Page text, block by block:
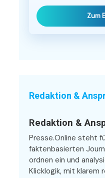
Zum
Redaktion &
Redaktion &
Presse.Online steht
faktenbasierten
ordnen ein und
Klicklogik, mit klarem